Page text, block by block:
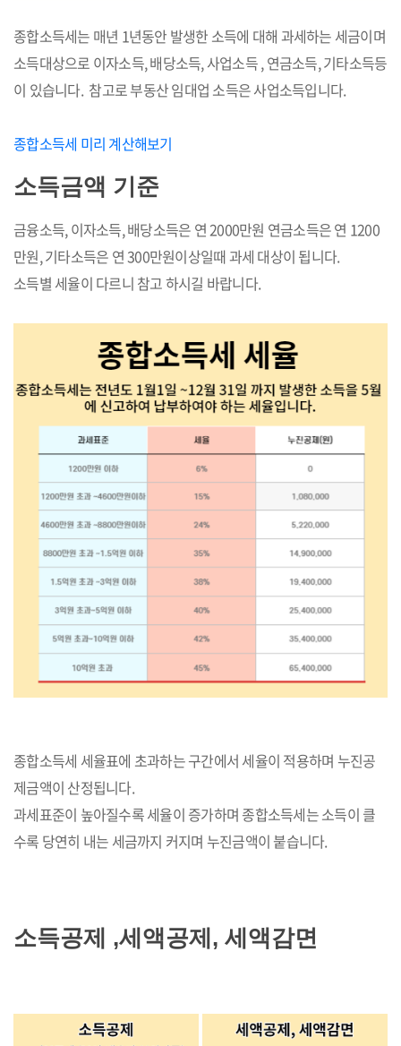
종합소득세는 매년 1년동안 발생한 소득에 대해 과세하는 세금이며
소득대상으로 이자소득, 배당소득, 사업소득 , 연금소득, 기타소득등
이 있습니다. 참고로 부동산 임대업 소득은 사업소득입니다.
종합소득세 미리 계산해보기
소득금액 기준
금융소득, 이자소득, 배당소득은 연 2000만원 연금소득은 연 1200
만원, 기타소득은 연 300만원이상일때 과세 대상이 됩니다.
소득별 세율이 다르니 참고 하시길 바랍니다.
종합소득세 세율표에 초과하는 구간에서 세율이 적용하며 누진공
제금액이 산정됩니다.
과세표준이 높아질수록 세율이 증가하며 종합소득세는 소득이 클
수록 당연히 내는 세금까지 커지며 누진금액이 붙습니다.
소득공제 ,세액공제, 세액감면